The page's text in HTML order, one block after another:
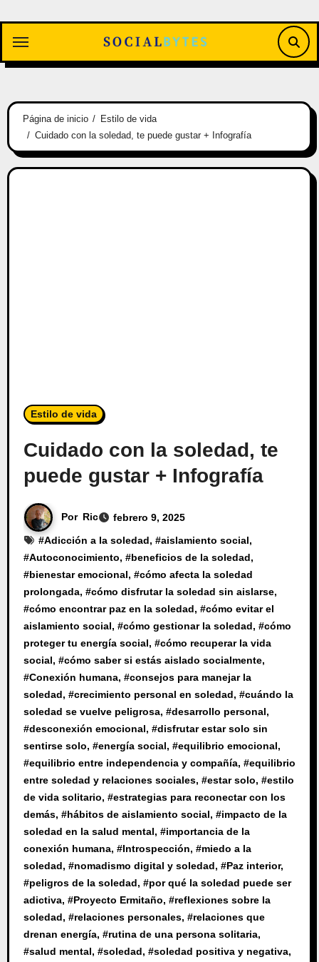
contenido
Página de inicio
Estilo de vida
Cuidado con la soledad, te puede gustar + Infografía
Estilo de vida
Cuidado con la soledad, te
puede gustar + Infografía
Por Ric
febrero 9, 2025
#Adicción a la soledad, #aislamiento social,
#Autoconocimiento, #beneficios de la soledad,
#bienestar emocional, #cómo afecta la soledad
prolongada, #cómo disfrutar la soledad sin aislarse,
#cómo encontrar paz en la soledad, #cómo evitar el
aislamiento social, #cómo gestionar la soledad, #cómo
proteger tu energía social, #cómo recuperar la vida
social, #cómo saber si estás aislado socialmente,
#Conexión humana, #consejos para manejar la
soledad, #crecimiento personal en soledad, #cuándo la
soledad se vuelve peligrosa, #desarrollo personal,
#desconexión emocional, #disfrutar estar solo sin
sentirse solo, #energía social, #equilibrio emocional,
#equilibrio entre independencia y compañía, #equilibrio
entre soledad y relaciones sociales, #estar solo, #estilo
de vida solitario, #estrategias para reconectar con los
demás, #hábitos de aislamiento social, #impacto de la
soledad en la salud mental, #importancia de la
conexión humana, #Introspección, #miedo a la
soledad, #nomadismo digital y soledad, #Paz interior,
#peligros de la soledad, #por qué la soledad puede ser
adictiva, #Proyecto Ermitaño, #reflexiones sobre la
soledad, #relaciones personales, #relaciones que
drenan energía, #rutina de una persona solitaria,
#salud mental, #soledad, #soledad positiva y negativa,